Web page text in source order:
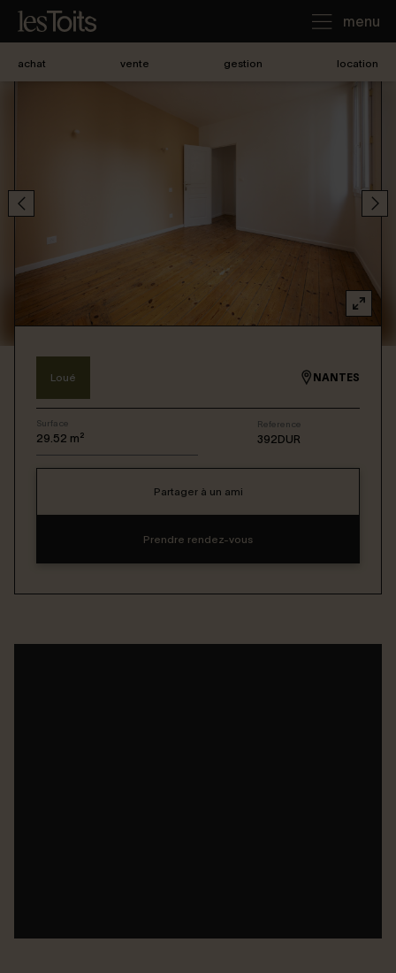
menu
Notre agence
Connexion / Inscription
achat vente gestion location
Loué NANTES
Surface
29.52 m²
Reference
392DUR
Partager à un ami
Prendre rendez-vous